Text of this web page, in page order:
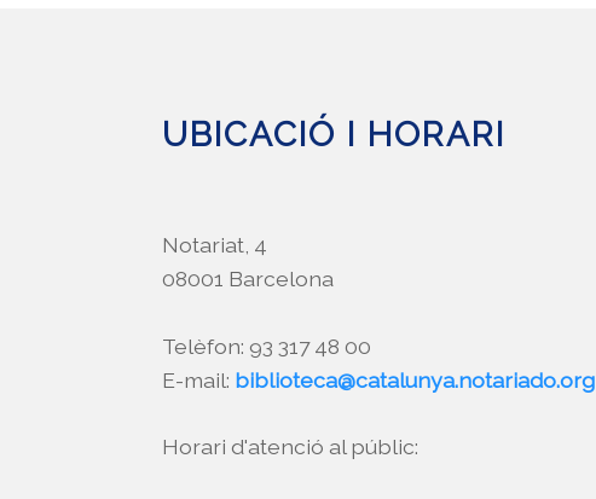
UBICACIÓ I HORARI
Notariat, 4
08001 Barcelona
Telèfon: 93 317 48 00
E-mail: biblioteca@catalunya.notariado.org
Horari d'atenció al públic: